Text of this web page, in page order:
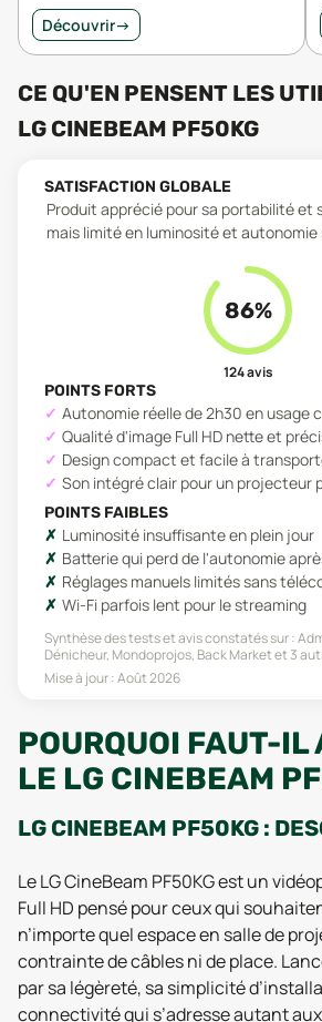
Découvrir→
CE QU'EN PENSENT LES
LG CINEBEAM PF50KG
SATISFACTION GLOBALE
Produit apprécié pour sa portabilité et
mais limité en luminosité et autonomie
86%
124avis
POINTS FORTS
Autonomie réelle de 2h30 en usage
Qualité d'image Full HD nette et
Design compact et facile à
Son intégré clair pour un projecteur
POINTS FAIBLES
Luminosité insuffisante en plein jour
Batterie qui perd de l'autonomie
Réglages manuels limités sans
Wi-Fi parfois lent pour le streaming
Synthèse des tests et avis constatés sur :
Dénicheur, Mondoprojos, Back Marketet 3
Mise à jour :Août 2026
POURQUOI FAUT-IL
LE LG CINEBEAM
LG CINEBEAM PF50KG :
Le LG CineBeam PF50KG est un
Full HD pensé pour ceux qui
n’importe quel espace en salle de
contrainte de câbles ni de place.
par sa légèreté, sa simplicité
connectivité qui s’adresse autant